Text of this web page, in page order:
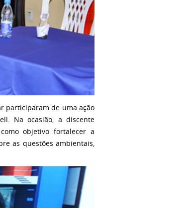
participaram de uma ação
Na ocasião, a discente
objetivo fortalecer a
as questões ambientais,